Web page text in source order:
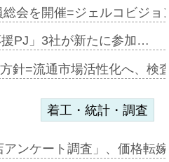
総会を開催=ジェルコビジ
PJ」3社が新たに参加…
針=流通市場活性化へ、検
着工・統計・調査
アンケート調査」、価格転